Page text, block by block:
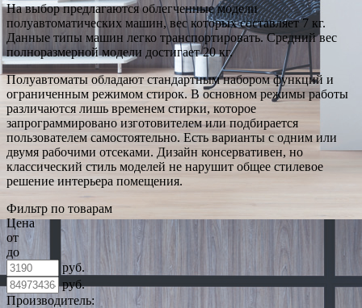
На выбор предлагаются облегченные модели
полуавтоматических машин, вес которых составляет 7 кг.
Данные типы машин легко транспортировать. Средний вес
полноразмерной модели достигает 20 кг.
Полуавтоматы обладают стандартным набором функций и
ограниченным режимом стирок. В основном режимы работы
различаются лишь временем стирки, которое
запрограммировано изготовителем или подбирается
пользователем самостоятельно. Есть варианты с одним или
двумя рабочими отсеками. Дизайн консервативен, но
классический стиль моделей не нарушит общее стилевое
решение интерьера помещения.
Фильтр по товарам
Цена
от
до
руб.
руб.
Производитель: